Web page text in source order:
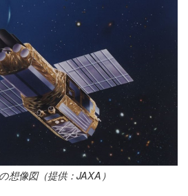
想像図（提供：JAXA）